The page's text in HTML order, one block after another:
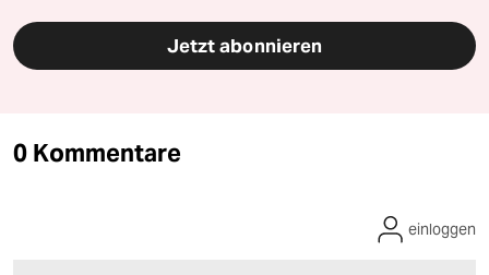
Jetzt abonnieren
0 Kommentare
einloggen